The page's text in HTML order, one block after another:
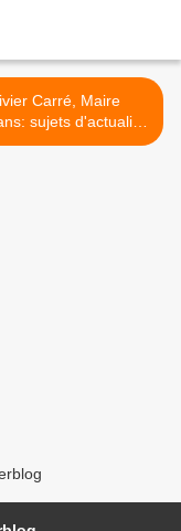
Carré, Maire
sujets d'actualité,
mandat en cours et